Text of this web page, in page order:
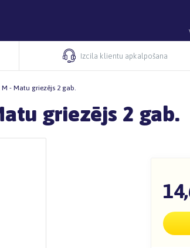
Izcila klientu apkalpošana
- Matu griezējs 2 gab.
griezējs 2 gab.